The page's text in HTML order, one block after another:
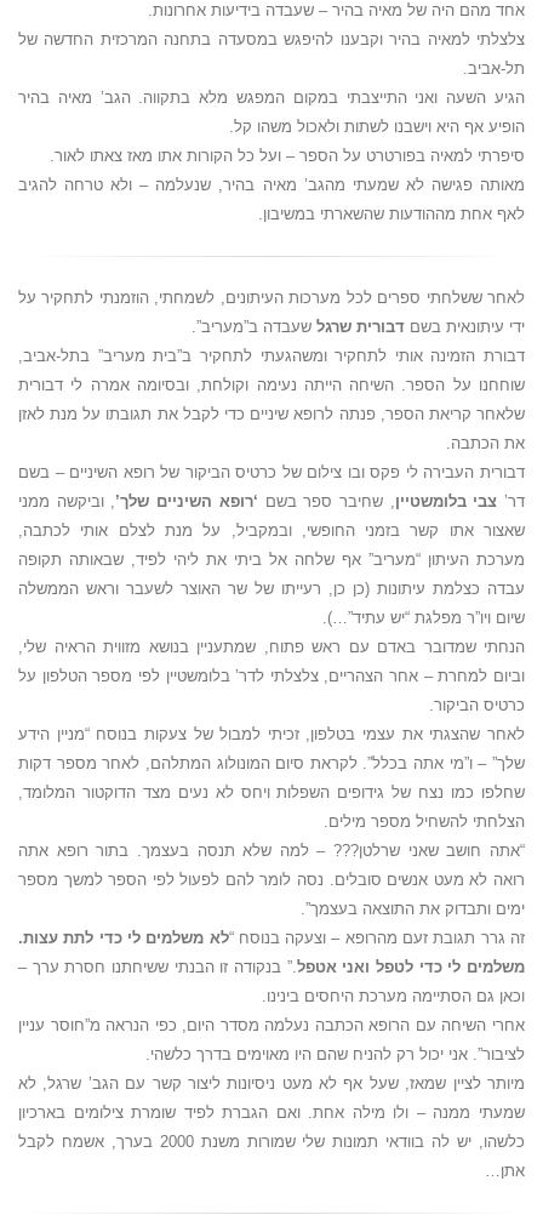
אחד מהם היה של מאיה בהיר – שעבדה בידיעות אחרונות.
צלצלתי למאיה בהיר וקבענו להיפגש במסעדה בתחנה המרכזית החדשה של
תל-אביב.
הגיע השעה ואני התייצבתי במקום המפגש מלא בתקווה. הגב’ מאיה בהיר
הופיע אף היא וישבנו לשתות ולאכול משהו קל.
סיפרתי למאיה בפורטרט על הספר – ועל כל הקורות אתו מאז צאתו לאור.
מאותה פגישה לא שמעתי מהגב’ מאיה בהיר, שנעלמה – ולא טרחה להגיב
לאף אחת מההודעות שהשארתי במשיבון.
לאחר ששלחתי ספרים לכל מערכות העיתונים, לשמחתי, הוזמנתי לתחקיר על
ידי עיתונאית בשם דבורית שרגל שעבדה ב”מעריב”.
דבורת הזמינה אותי לתחקיר ומשהגעתי לתחקיר ב”בית מעריב” בתל-אביב,
שוחחנו על הספר. השיחה הייתה נעימה וקולחת, ובסיומה אמרה לי דבורית
שלאחר קריאת הספר, פנתה לרופא שיניים כדי לקבל את תגובתו על מנת לאזן
את הכתבה.
דבורית העבירה לי פקס ובו צילום של כרטיס הביקור של רופא השיניים – בשם
דר’ צבי בלומשטיין, שחיבר ספר בשם ‘רופא השיניים שלך’, וביקשה ממני
שאצור אתו קשר בזמני החופשי, ובמקביל, על מנת לצלם אותי לכתבה,
מערכת העיתון “מעריב” אף שלחה אל ביתי את ליהי לפיד, שבאותה תקופה
עבדה כצלמת עיתונות (כן כן, רעייתו של שר האוצר לשעבר וראש הממשלה
שיום ויו”ר מפלגת “יש עתיד”…).
הנחתי שמדובר באדם עם ראש פתוח, שמתעניין בנושא מזווית הראיה שלי,
וביום למחרת – אחר הצהריים, צלצלתי לדר’ בלומשטיין לפי מספר הטלפון על
כרטיס הביקור.
לאחר שהצגתי את עצמי בטלפון, זכיתי למבול של צעקות בנוסח “מניין הידע
שלך” – ו”מי אתה בכלל”. לקראת סיום המונולוג המתלהם, לאחר מספר דקות
שחלפו כמו נצח של גידופים השפלות ויחס לא נעים מצד הדוקטור המלומד,
הצלחתי להשחיל מספר מילים.
“אתה חושב שאני שרלטן??? – למה שלא תנסה בעצמך. בתור רופא אתה
רואה לא מעט אנשים סובלים. נסה לומר להם לפעול לפי הספר למשך מספר
ימים ותבדוק את התוצאה בעצמך”.
זה גרר תגובת זעם מהרופא – וצעקה בנוסח “לא משלמים לי כדי לתת עצות.
משלמים לי כדי לטפל ואני אטפל.” בנקודה זו הבנתי ששיחתנו חסרת ערך –
וכאן גם הסתיימה מערכת היחסים בינינו.
אחרי השיחה עם הרופא הכתבה נעלמה מסדר היום, כפי הנראה מ”חוסר עניין
לציבור”. אני יכול רק להניח שהם היו מאוימים בדרך כלשהי.
מיותר לציין שמאז, שעל אף לא מעט ניסיונות ליצור קשר עם הגב’ שרגל, לא
שמעתי ממנה – ולו מילה אחת. ואם הגברת לפיד שומרת צילומים בארכיון
כלשהו, יש לה בוודאי תמונות שלי שמורות משנת 2000 בערך, אשמח לקבל
אתן…